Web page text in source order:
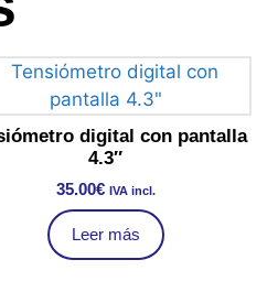
digital con pantalla
4.3″
35.00€ IVA incl.
Leer más